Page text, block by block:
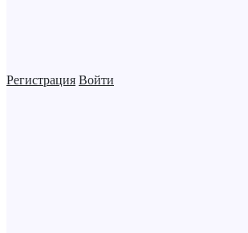
Регистрация Войти